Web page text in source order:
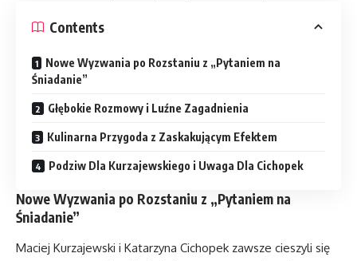
Contents
Nowe Wyzwania po Rozstaniu z „Pytaniem na
Śniadanie”
Głębokie Rozmowy i Luźne Zagadnienia
Kulinarna Przygoda z Zaskakującym Efektem
Podziw Dla Kurzajewskiego i Uwaga Dla Cichopek
Nowe Wyzwania po Rozstaniu z „Pytaniem na
Śniadanie”
Maciej Kurzajewski i Katarzyna Cichopek zawsze cieszyli się